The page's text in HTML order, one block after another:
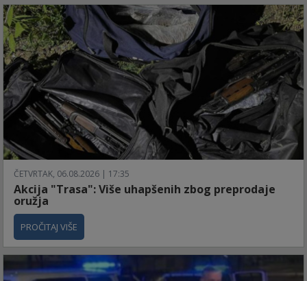
ČETVRTAK, 06.08.2026 | 17:35
Akcija "Trasa": Više uhapšenih zbog preprodaje
oružja
PROČITAJ VIŠE